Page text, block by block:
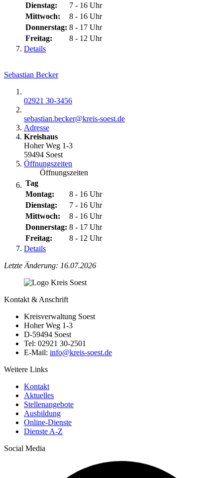
Dienstag:
7 - 16 Uhr
Mittwoch:
8 - 16 Uhr
Donnerstag: 8 - 17 Uhr
Freitag:
8 - 12 Uhr
Details
Sebastian Becker
02921 30-3456
sebastian.becker@​kreis-soest.de
Adresse
Kreishaus
Hoher Weg 1-3
59494 Soest
Öffnungszeiten
Öffnungszeiten
Tag
Montag:
8 - 16 Uhr
Dienstag:
7 - 16 Uhr
Mittwoch:
8 - 16 Uhr
Donnerstag: 8 - 17 Uhr
Freitag:
8 - 12 Uhr
Details
Letzte Änderung: 16.07.2026
Kontakt & Anschrift
Kreisverwaltung Soest
Hoher Weg 1-3
D-59494 Soest
Tel: 02921 30-2501
E-Mail: info@​kreis-soest.de
Weitere Links
Kontakt
Aktuelles
Stellenangebote
Ausbildung
Online-Dienste
Dienste A-Z
Social Media